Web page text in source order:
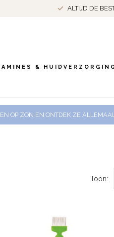
ALTIJD DE
& HUIDVERZORGING
OP ZON EN ONTDEK ZE
Toon: